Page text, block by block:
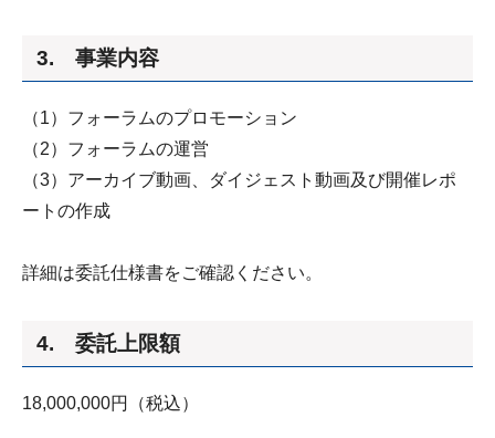
3. 事業内容
（1）フォーラムのプロモーション
（2）フォーラムの運営
（3）アーカイブ動画、ダイジェスト動画及び開催レポ
ートの作成
詳細は委託仕様書をご確認ください。
4. 委託上限額
18,000,000円（税込）